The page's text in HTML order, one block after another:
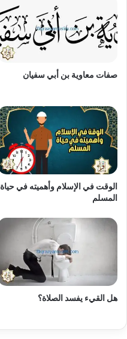
صفات معاوية بن أبي سفيان
الوقت في الإسلام وأهميته في حياة
المسلم
هل القيء يفسد الصلاة؟